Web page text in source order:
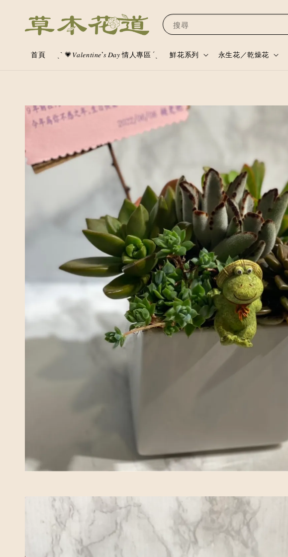
搜尋
首頁 ˏˋ 💗𝑉𝑎𝑙𝑒𝑛𝑡𝑖𝑛𝑒’𝑠 𝐷𝑎𝑦 情人專區 ´ˎ 鮮花系列 永生花／乾燥花